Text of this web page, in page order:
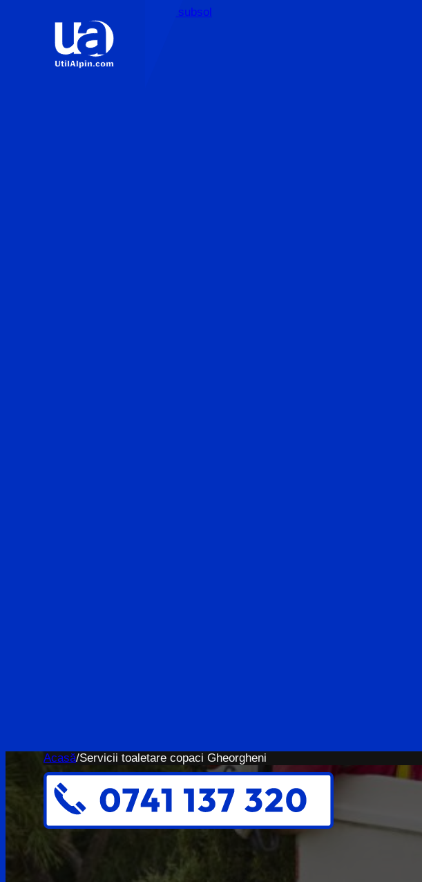
Sari la subsol
Acasă/Servicii toaletare copaci Gheorgheni